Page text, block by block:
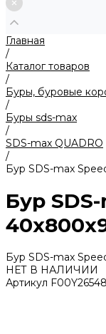
Главная
/
Каталог товаров
/
Буры, буровые
/
Буры sds-max
/
SDS-max QUADRO
/
Бур SDS-max
Бур
Бур SDS-max
НЕТ В НАЛИЧИИ
Артикул